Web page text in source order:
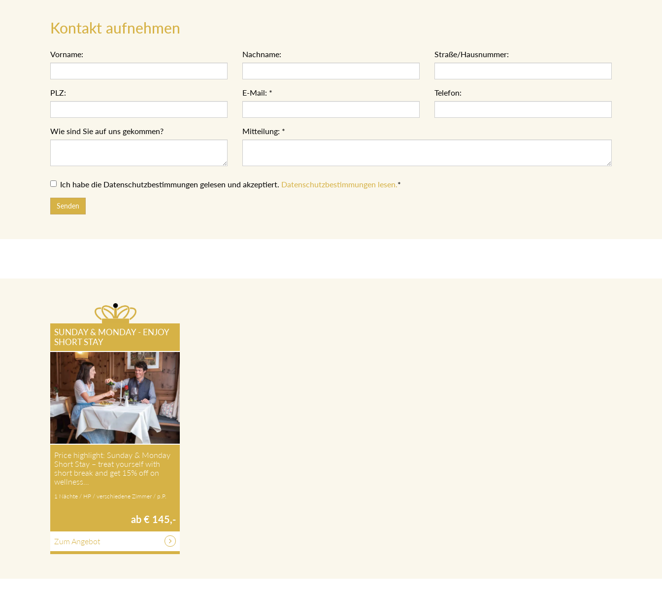
Kontakt aufnehmen
Vorname: Nachname: Straße/Hausnummer:
PLZ: E-Mail: * Telefon:
Wie sind Sie auf uns gekommen? Mitteilung: *
Ich habe die Datenschutzbestimmungen gelesen und akzeptiert. Datenschutzbestimmungen lesen. *
Senden
SUNDAY & MONDAY - ENJOY
SHORT STAY
Price highlight: Sunday & Monday
Short Stay – treat yourself with
short break and get 15% off on
wellness…
1 Nächte / HP / verschiedene Zimmer / p.P.
ab € 145,-
Zum Angebot